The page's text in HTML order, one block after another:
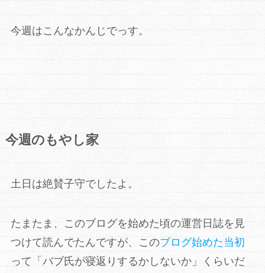
今週はこんなかんじでっす。
今週のもやし家
土日は絶賛子守でしたよ。
たまたま、このブログを始めた頃の運営日誌を見
つけて読んでたんですが、このブログ始めた当初
って「バブ氏が寝返りするかしないか」くらいだ